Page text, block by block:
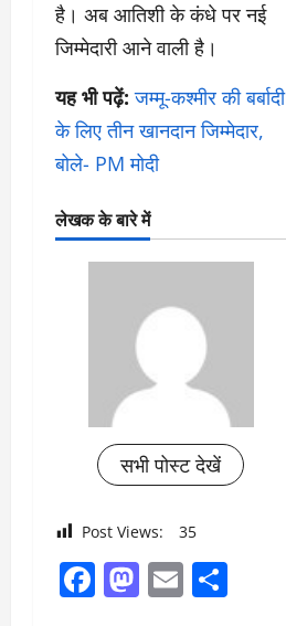
है। अब आतिशी के कंधे पर नई
जिम्मेदारी आने वाली है।
यह भी पढ़ें:जम्मू-कश्मीर की बर्बादी
के लिए तीन खानदान जिम्मेदार,
बोले- PM मोदी
लेखक के बारे में
सभी पोस्ट देखें
Post Views: 35
Facebook
Mastodon
Email